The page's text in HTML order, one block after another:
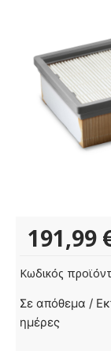
191,99
Κωδικός
Σε απόθεμα /
ημέρες
Flat-
pleated